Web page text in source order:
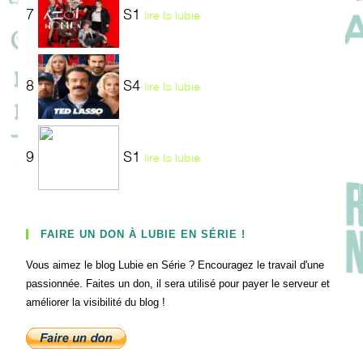
7 S1 lire la lubie
8 S4 lire la lubie
9 S1 lire la lubie
FAIRE UN DON À LUBIE EN SÉRIE !
Vous aimez le blog Lubie en Série ? Encouragez le travail d'une
passionnée. Faites un don, il sera utilisé pour payer le serveur et
améliorer la visibilité du blog !